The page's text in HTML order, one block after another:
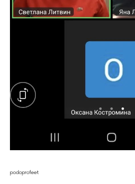
podoprofeet